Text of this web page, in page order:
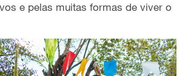
e pelas muitas formas de viver o